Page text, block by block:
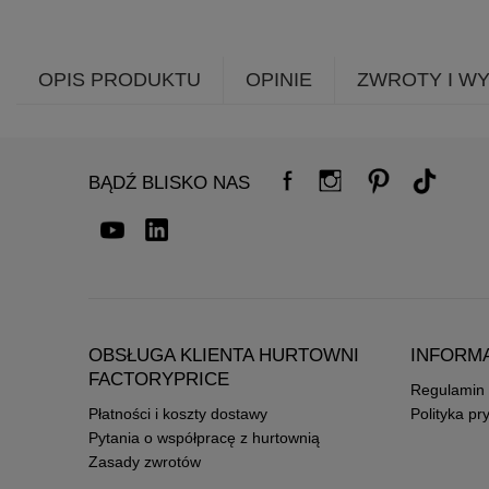
OPIS PRODUKTU OPINIE ZWROTY I
BĄDŹ BLISKO NAS
OBSŁUGA KLIENTA HURTOWNI
FACTORYPRICE
Płatności i koszty dostawy
Pytania o współpracę z hurtownią
Zasady zwrotów
Regulamin
Polityka